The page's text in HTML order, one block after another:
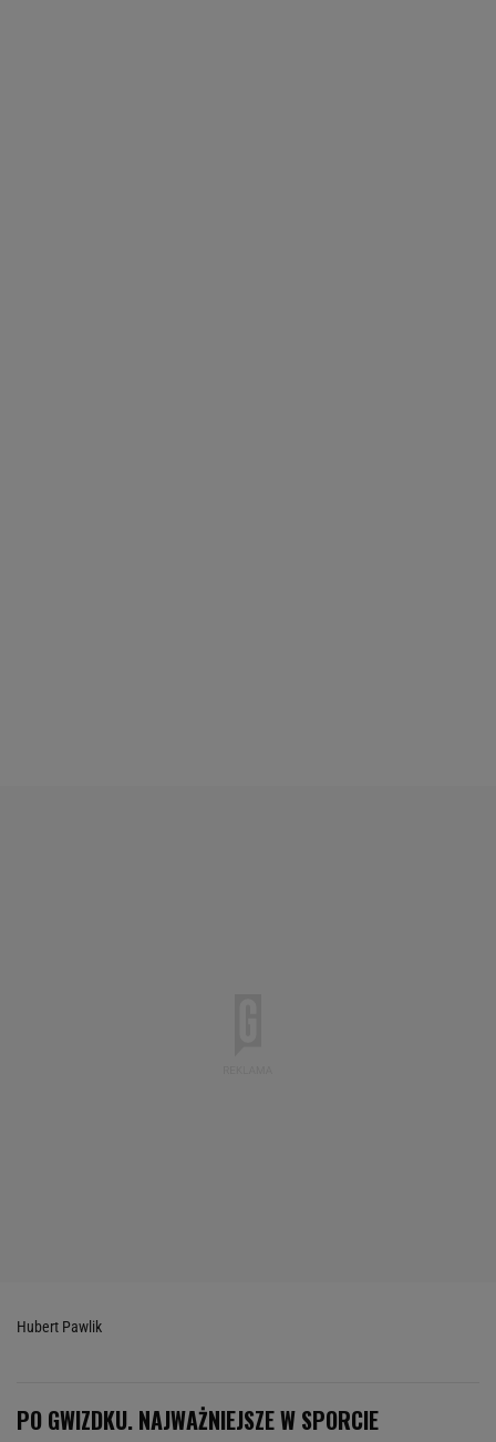
Hubert Pawlik